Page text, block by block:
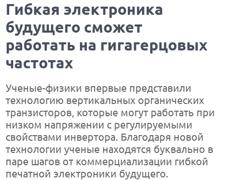
Гибкая электроника
будущего сможет
работать на гигагерцовых
частотах
Ученые-физики впервые представили
технологию вертикальных органических
транзисторов, которые могут работать при
низком напряжении с регулируемыми
свойствами инвертора. Благодаря новой
технологии ученые находятся буквально в
паре шагов от коммерциализации гибкой
печатной электроники будущего.